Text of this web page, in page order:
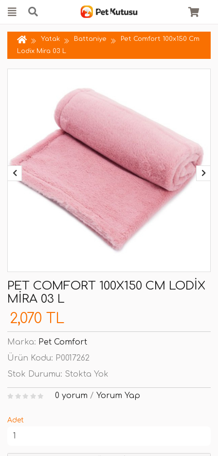
Yatak Battaniye
Pet Comfort 100x150 Cm
Lodix Mira 03 L
PET COMFORT 100X150 CM LODIX
MIRA 03 L
2,070 TL
Marka: Pet Comfort
Ürün Kodu: P0017262
Stok Durumu: Stokta Yok
0 yorum / Yorum Yap
Adet